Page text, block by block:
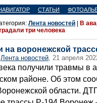
СТАТЬИ
Лента новостей
В
три человека
на воронежской
Лента новостей, 21 апреля
получили травмы в
районе. Об этом
области.